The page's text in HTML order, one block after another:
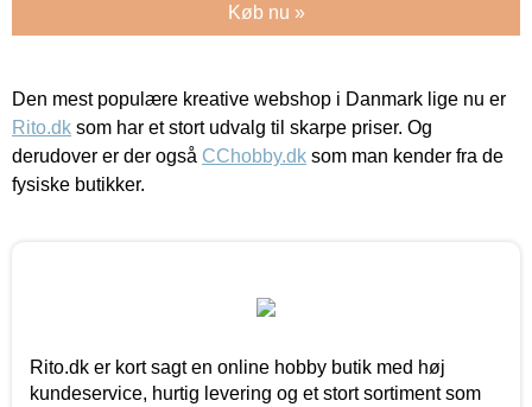
Køb nu »
Den mest populære kreative webshop i Danmark lige nu er
Rito.dk som har et stort udvalg til skarpe priser. Og
derudover er der også CChobby.dk som man kender fra de
fysiske butikker.
Rito.dk er kort sagt en online hobby butik med høj
kundeservice, hurtig levering og et stort sortiment som